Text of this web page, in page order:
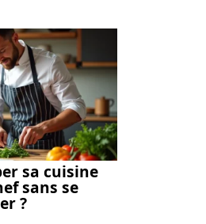
sa cuisine
sans se
?